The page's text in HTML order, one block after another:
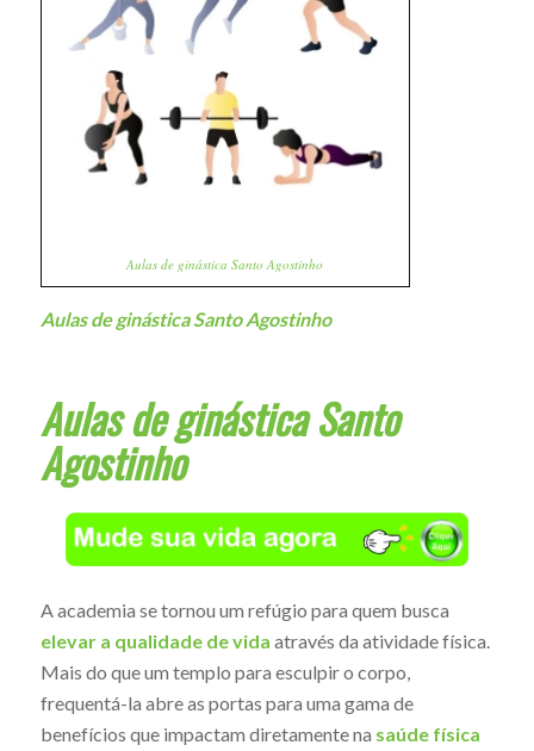
Aulas de ginástica Santo Agostinho
Aulas de ginástica Santo Agostinho
Aulas de ginástica Santo
Agostinho
A academia se tornou um refúgio para quem busca
elevar a qualidade de vida através da atividade física.
Mais do que um templo para esculpir o corpo,
frequentá-la abre as portas para uma gama de
benefícios que impactam diretamente na saúde física